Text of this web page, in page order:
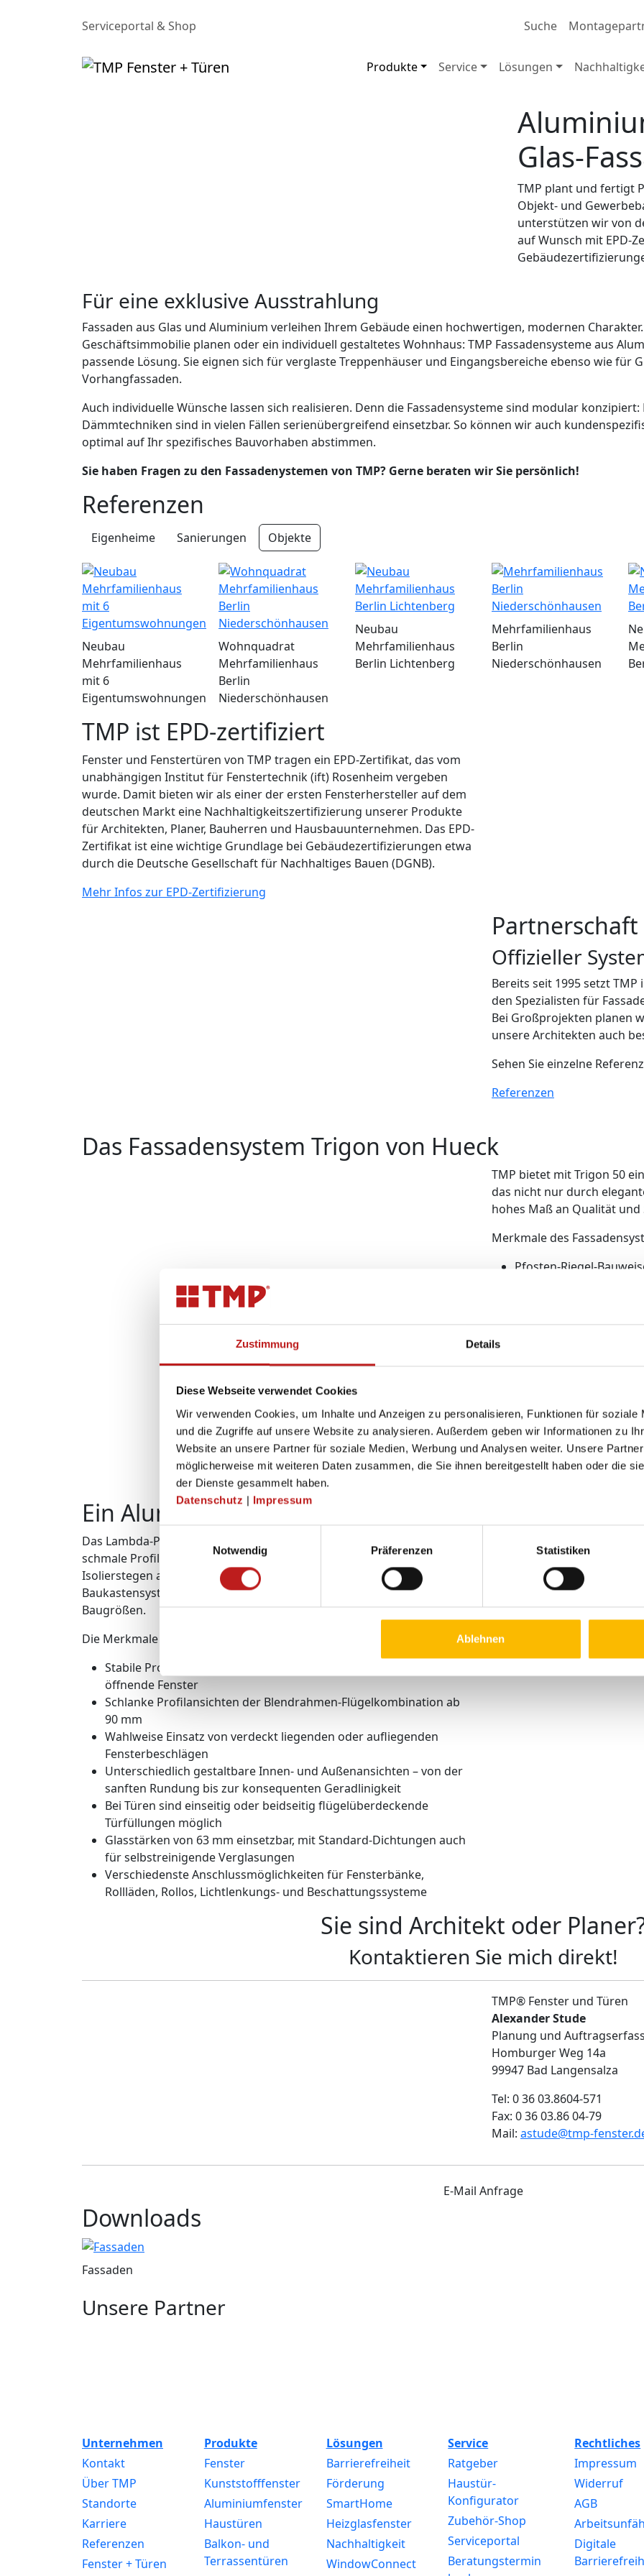
Zustimmung Details
Diese Webseite verwendet Cookies
Wir verwenden Cookies, um Inhalte und Anzeigen zu personalisieren, Funktionen für soziale
und die Zugriffe auf unsere Website zu analysieren. Außerdem geben wir Informationen zu
Website an unsere Partner für soziale Medien, Werbung und Analysen weiter. Unsere
möglicherweise mit weiteren Daten zusammen, die Sie ihnen bereitgestellt haben oder die
der Dienste gesammelt haben.
Datenschutz | Impressum
Notwendig
Präferenzen Statistiken
Ablehnen
Serviceportal & Shop Suche
Produkte Service Lösungen
Glas-
TMP plant und fertigt
Objekt- und
unterstützen wir von
auf Wunsch mit EPD-
Für eine exklusive Ausstrahlung
Fassaden aus Glas und Aluminium verleihen Ihrem Gebäude einen hochwertigen, modernen
Geschäftsimmobilie planen oder ein individuell gestaltetes Wohnhaus: TMP Fassadensysteme aus
passende Lösung. Sie eignen sich für verglaste Treppenhäuser und Eingangsbereiche ebenso wie
Vorhangfassaden.
Auch individuelle Wünsche lassen sich realisieren. Denn die Fassadensysteme sind modular
Dämmtechniken sind in vielen Fällen serienübergreifend einsetzbar. So können wir auch
optimal auf Ihr spezifisches Bauvorhaben abstimmen.
Sie haben Fragen zu den Fassadenystemen von TMP? Gerne beraten wir Sie persönlich!
Referenzen
Eigenheime Sanierungen Objekte
Neubau
Mehrfamilienhaus
mit 6
Eigentumswohnungen
Wohnquadrat
Mehrfamilienhaus
Berlin
Niederschönhausen
Neubau
Mehrfamilienhaus
Berlin Lichtenberg
Mehrfamilienhaus
Berlin
Niederschönhausen
TMP ist EPD-zertifiziert
Fenster und Fenstertüren von TMP tragen ein EPD-Zertifikat, das vom
unabhängigen Institut für Fenstertechnik (ift) Rosenheim vergeben
wurde. Damit bieten wir als einer der ersten Fensterhersteller auf dem
deutschen Markt eine Nachhaltigkeitszertifizierung unserer Produkte
für Architekten, Planer, Bauherren und Hausbauunternehmen. Das EPD-
Zertifikat ist eine wichtige Grundlage bei Gebäudezertifizierungen etwa
durch die Deutsche Gesellschaft für Nachhaltiges Bauen (DGNB).
Mehr Infos zur EPD-Zertifizierung
Offizieller
Bereits seit 1995 setzt
den Spezialisten für
Bei Großprojekten planen
unsere Architekten auch
Sehen Sie einzelne
Referenzen
Das Fassadensystem Trigon von Hueck
TMP bietet mit Trigon 50
das nicht nur durch
hohes Maß an Qualität und
Merkmale des
Pfosten-Riegel-
Geeignet für
Auch unsere
Profilsystemen von Hueck.
Fassadenkonstruktion aus
Ein Aluminium-Profilsystem für alle Ansprüche
Das Lambda-Profilsystem überzeugt durch architektonische Eleganz,
schmale Profilansichten und eine hohe Wärmedämmung dank
Isolierstegen aus innovativen Verbundwerkstoffen. Das
Baukastensystem für Fenster und Türen eignet sich auch für maximale
Baugrößen.
Die Merkmale des Lambda-Systems:
Stabile Profilkonstruktion mit 75 mm Bautiefe für nach innen
öffnende Fenster
Schlanke Profilansichten der Blendrahmen-Flügelkombination ab
90 mm
Wahlweise Einsatz von verdeckt liegenden oder aufliegenden
Fensterbeschlägen
Unterschiedlich gestaltbare Innen- und Außenansichten – von der
sanften Rundung bis zur konsequenten Geradlinigkeit
Bei Türen sind einseitig oder beidseitig flügelüberdeckende
Türfüllungen möglich
Glasstärken von 63 mm einsetzbar, mit Standard-Dichtungen auch
für selbstreinigende Verglasungen
Verschiedenste Anschlussmöglichkeiten für Fensterbänke,
Rollläden, Rollos, Lichtlenkungs- und Beschattungssysteme
Sie sind Architekt oder
Kontaktieren Sie mich direkt!
TMP® Fenster und Türen
Alexander Stude
Planung und
Homburger Weg 14a
99947 Bad Langensalza
Tel: 0 36 03.8604-571
Fax: 0 36 03.86 04-79
Mail: astude@tmp-
E-Mail Anfrage
Downloads
Fassaden
Unsere Partner
Unternehmen
Kontakt
Über TMP
Standorte
Karriere
Referenzen
Fenster + Türen
Produkte
Fenster
Kunststofffenster
Aluminiumfenster
Haustüren
Balkon- und
Terrassentüren
Lösungen
Barrierefreiheit
Förderung
SmartHome
Heizglasfenster
Nachhaltigkeit
WindowConnect
Service
Ratgeber
Haustür-
Konfigurator
Zubehör-Shop
Serviceportal
Beratungstermin
Rechtliches
Impressum
Widerruf
AGB
Digitale